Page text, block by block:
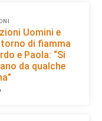
Uomini e
di fiamma
e Paola: “Si
da qualche